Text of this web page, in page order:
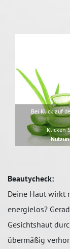
Bei Klick auf
Klicken
Beautycheck:
Deine Haut wirkt
energielos?
Gesichtshaut
übermäßig